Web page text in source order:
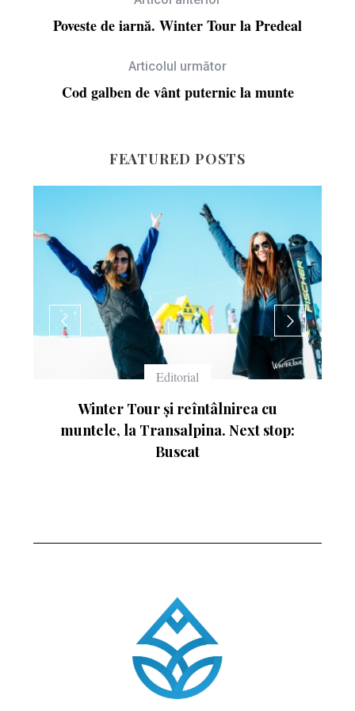
Poveste de iarnă. Winter Tour la Predeal
Articolul următor
Cod galben de vânt puternic la munte
FEATURED POSTS
Editorial
Winter Tour și reîntâlnirea cu
muntele, la Transalpina. Next stop:
Buscat